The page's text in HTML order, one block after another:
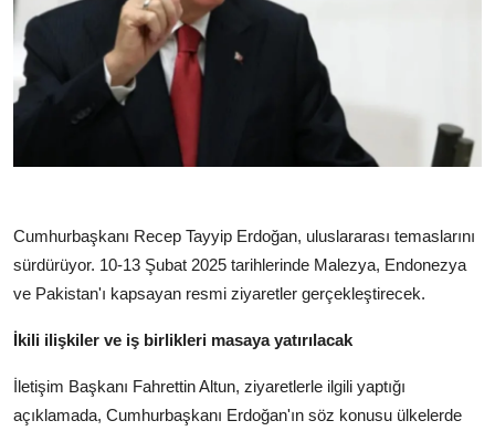
Cumhurbaşkanı Recep Tayyip Erdoğan, uluslararası temaslarını
sürdürüyor. 10-13 Şubat 2025 tarihlerinde Malezya, Endonezya
ve Pakistan'ı kapsayan resmi ziyaretler gerçekleştirecek.
İkili ilişkiler ve iş birlikleri masaya yatırılacak
İletişim Başkanı Fahrettin Altun, ziyaretlerle ilgili yaptığı
açıklamada, Cumhurbaşkanı Erdoğan'ın söz konusu ülkelerde